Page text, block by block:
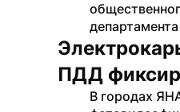
ПДД
В городах